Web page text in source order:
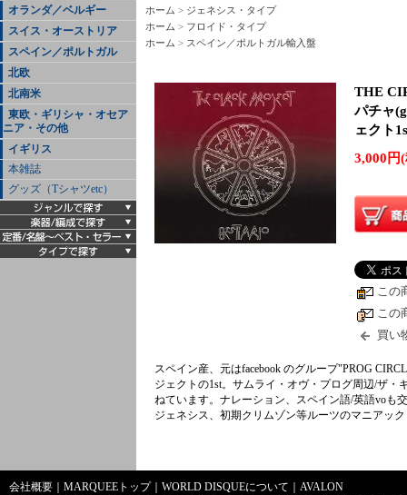
オランダ／ベルギー
スイス・オーストリア
スペイン／ポルトガル
北欧
北南米
東欧・ギリシャ・オセア
ニア・その他
イギリス
本雑誌
グッズ（Tシャツetc）
ホーム > ジェネシス・タイプ
ホーム > フロイド・タイプ
ホーム > スペイン／ポルトガル輸入盤
THE
パチャ
ェクト
3,000円
この
この
買い
スペイン産、元はfacebook のグループ"PROG
ジェクトの1st。サムライ・オヴ・プログ周辺/ザ
ねています。ナレーション、スペイン語/英語voも
ジェネシス、初期クリムゾン等ルーツのマニアッ
会社概要 MARQUEEトップ｜ WORLD DISQUEについて
AVALON